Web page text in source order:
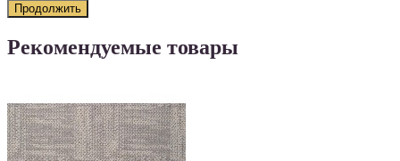
Продолжить
Рекомендуемые товары